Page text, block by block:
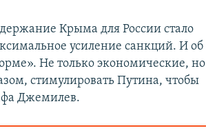
Крыма для России стало
усиление санкций. И об
Не только экономические, но
стимулировать Путина, чтобы
Джемилев.